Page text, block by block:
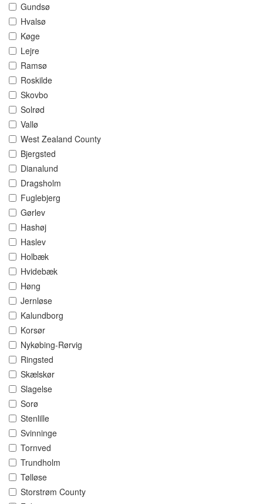
Gundsø
Hvalsø
Køge
Lejre
Ramsø
Roskilde
Skovbo
Solrød
Vallø
West Zealand County
Bjergsted
Dianalund
Dragsholm
Fuglebjerg
Gørlev
Hashøj
Haslev
Holbæk
Hvidebæk
Høng
Jernløse
Kalundborg
Korsør
Nykøbing-Rørvig
Ringsted
Skælskør
Slagelse
Sorø
Stenlille
Svinninge
Tornved
Trundholm
Tølløse
Storstrøm County